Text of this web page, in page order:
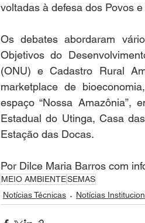
voltadas à defesa dos Povos
Os debates abordaram
Objetivos do
(ONU) e Cadastro Rural
marketplace de
espaço “Nossa Amazônia”,
Estadual do Utinga, Casa
Estação das Docas.
Por Dilce Maria Barros com
MEIO AMBIENTESEMAS
Notícias Técnicas
Notícias